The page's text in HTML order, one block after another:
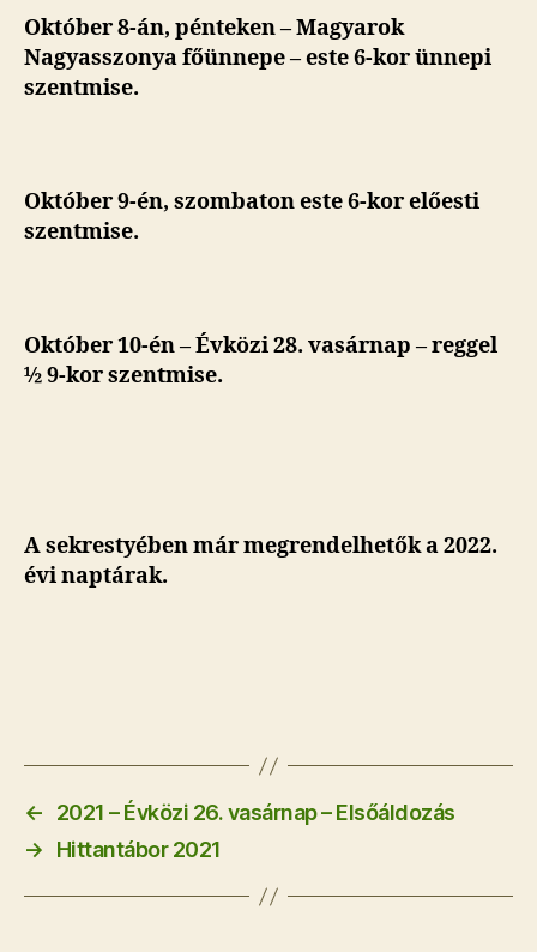
Október 8-án, pénteken– Magyarok
Nagyasszonya főünnepe – este 6-kor ünnepi
szentmise.
Október 9-én, szombaton este 6-kor előesti
szentmise.
Október 10-én – Évközi 28. vasárnap – reggel
½ 9-kor szentmise.
A sekrestyében már megrendelhetők a 2022.
évi naptárak.
←
2021 – Évközi 26. vasárnap – Elsőáldozás
→
Hittantábor 2021